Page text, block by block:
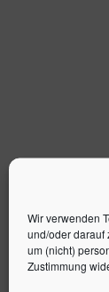
Wir verwenden
und/oder darauf
um (nicht)
Zustimmung